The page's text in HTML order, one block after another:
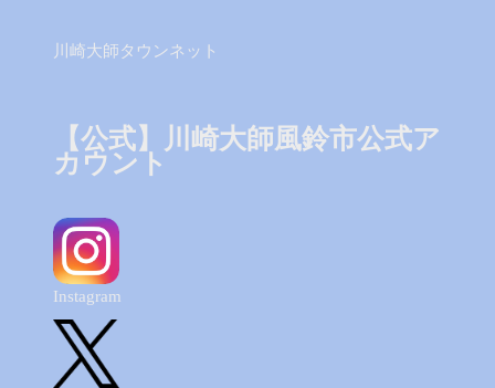
川崎大師タウンネット
【公式】川崎大師風鈴市公式ア
カウント
Instagram